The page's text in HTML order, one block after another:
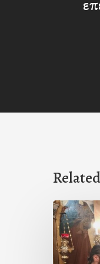
Ιερά
στον